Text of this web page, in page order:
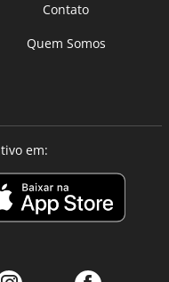
Contato
Quem Somos
em: